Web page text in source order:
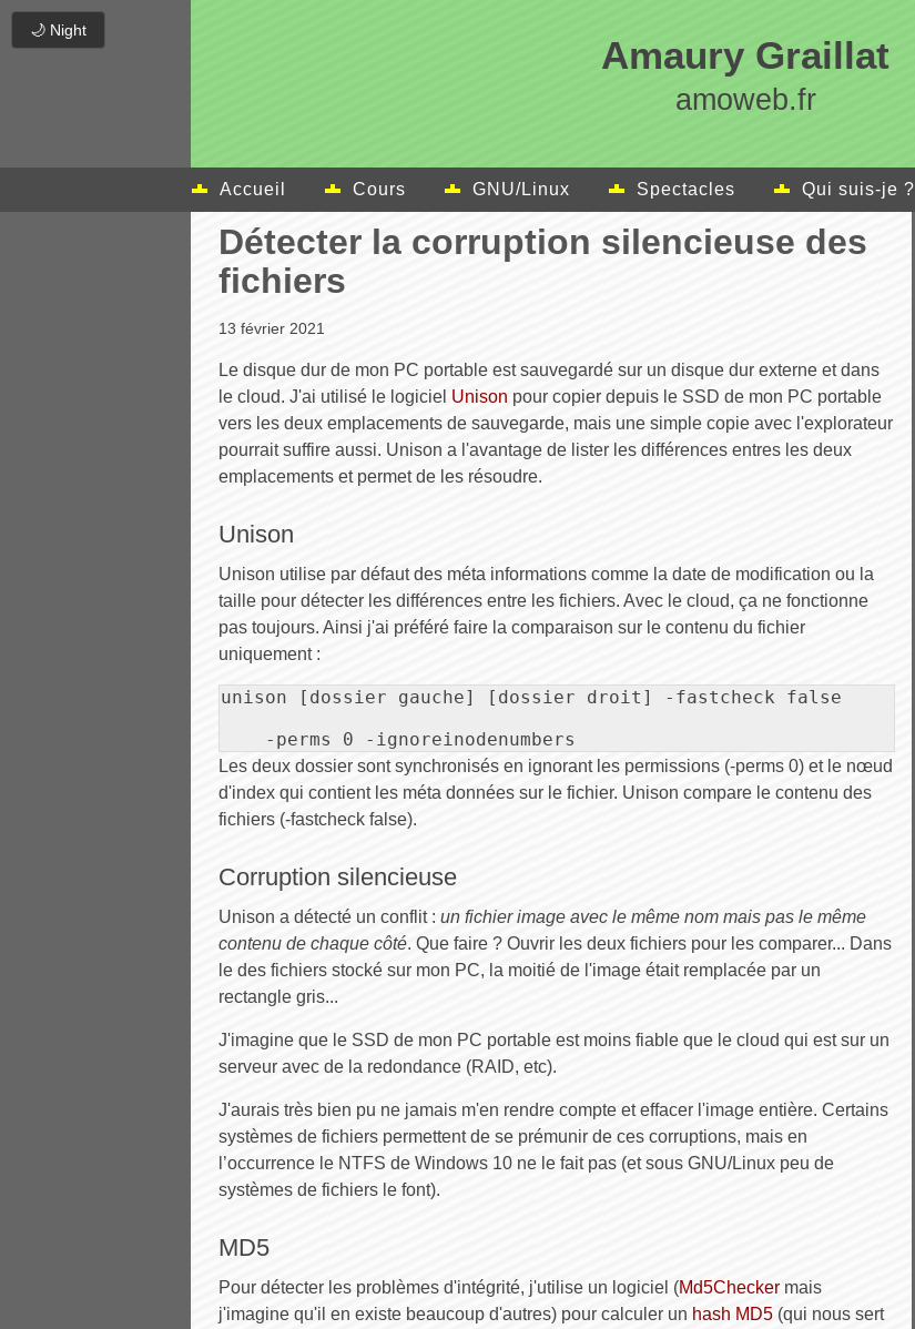
🌙 Night
Amaury Graillat
amoweb.fr
Accueil Cours GNU/Linux Spectacles Qui suis-je ?
Détecter la corruption silencieuse des
fichiers
13 février 2021
Le disque dur de mon PC portable est sauvegardé sur un disque dur externe et dans
le cloud. J'ai utilisé le logiciel Unison pour copier depuis le SSD de mon PC portable
vers les deux emplacements de sauvegarde, mais une simple copie avec l'explorateur
pourrait suffire aussi. Unison a l'avantage de lister les différences entres les deux
emplacements et permet de les résoudre.
Unison
Unison utilise par défaut des méta informations comme la date de modification ou la
taille pour détecter les différences entre les fichiers. Avec le cloud, ça ne fonctionne
pas toujours. Ainsi j'ai préféré faire la comparaison sur le contenu du fichier
uniquement :
unison [dossier gauche] [dossier droit] -fastcheck false
    -perms 0 -ignoreinodenumbers
Les deux dossier sont synchronisés en ignorant les permissions (-perms 0) et le nœud
d'index qui contient les méta données sur le fichier. Unison compare le contenu des
fichiers (-fastcheck false).
Corruption silencieuse
Unison a détecté un conflit : un fichier image avec le même nom mais pas le même
contenu de chaque côté. Que faire ? Ouvrir les deux fichiers pour les comparer... Dans
le des fichiers stocké sur mon PC, la moitié de l'image était remplacée par un
rectangle gris...
J'imagine que le SSD de mon PC portable est moins fiable que le cloud qui est sur un
serveur avec de la redondance (RAID, etc).
J'aurais très bien pu ne jamais m'en rendre compte et effacer l'image entière. Certains
systèmes de fichiers permettent de se prémunir de ces corruptions, mais en
l’occurrence le NTFS de Windows 10 ne le fait pas (et sous GNU/Linux peu de
systèmes de fichiers le font).
MD5
Pour détecter les problèmes d'intégrité, j'utilise un logiciel (Md5Checker mais
j'imagine qu'il en existe beaucoup d'autres) pour calculer un hash MD5 (qui nous sert